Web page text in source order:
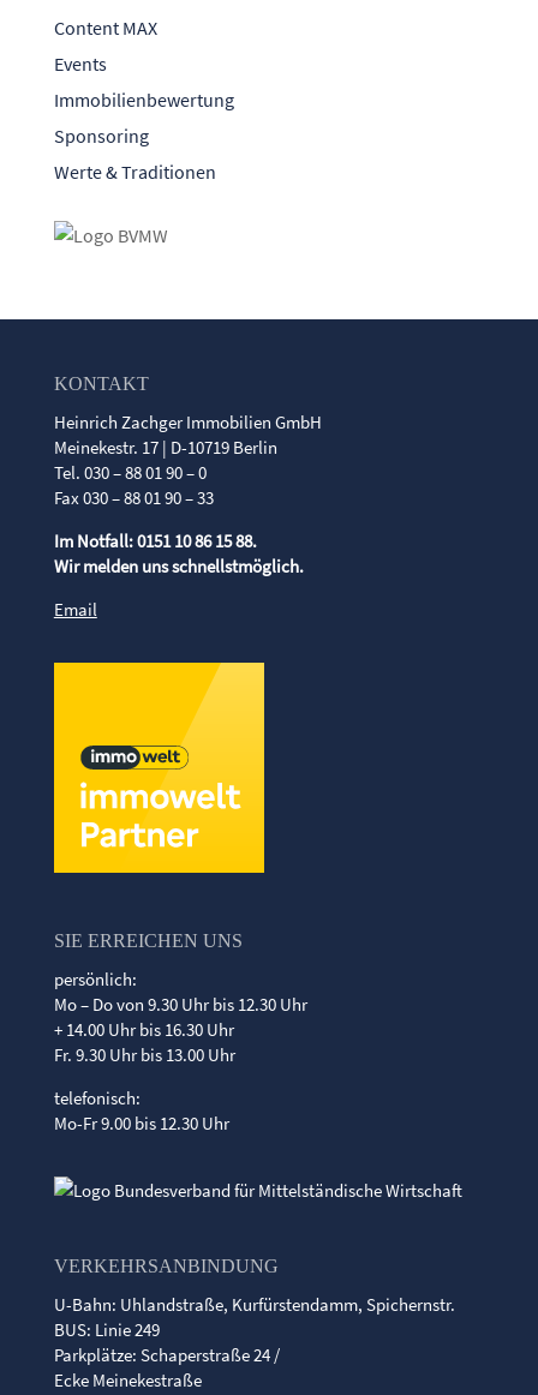
Content MAX
Events
Immobilienbewertung
Sponsoring
Werte & Traditionen
KONTAKT
Heinrich Zachger Immobilien GmbH
Meinekestr. 17 | D-10719 Berlin
Tel. 030 – 88 01 90 – 0
Fax 030 – 88 01 90 – 33
Im Notfall: 0151 10 86 15 88.
Wir melden uns schnellstmöglich.
Email
SIE ERREICHEN UNS
persönlich:
Mo – Do von 9.30 Uhr bis 12.30 Uhr
+ 14.00 Uhr bis 16.30 Uhr
Fr. 9.30 Uhr bis 13.00 Uhr
telefonisch:
Mo-Fr 9.00 bis 12.30 Uhr
VERKEHRSANBINDUNG
U-Bahn: Uhlandstraße, Kurfürstendamm, Spichernstr.
BUS: Linie 249
Parkplätze: Schaperstraße 24 /
Ecke Meinekestraße